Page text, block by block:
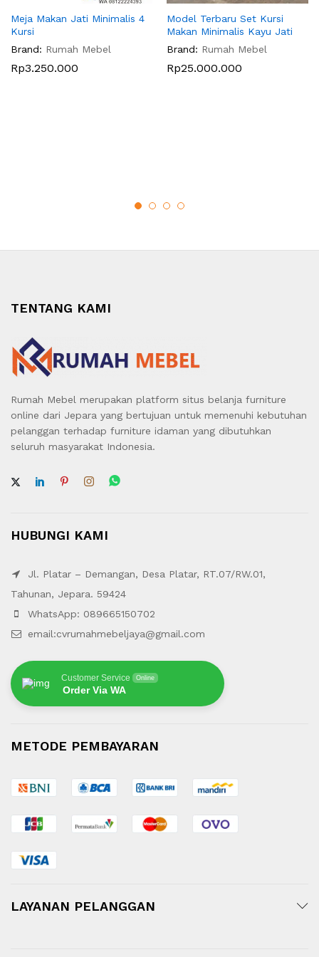
Meja Makan Jati Minimalis 4
Kursi
Brand: Rumah Mebel
Rp3.250.000
Model Terbaru Set Kursi
Makan Minimalis Kayu Jati
Brand: Rumah Mebel
Rp25.000.000
TENTANG KAMI
Rumah Mebel merupakan platform situs belanja furniture
online dari Jepara yang bertujuan untuk memenuhi kebutuhan
pelanggan terhadap furniture idaman yang dibutuhkan
seluruh masyarakat Indonesia.
HUBUNGI KAMI
Jl. Platar – Demangan, Desa Platar, RT.07/RW.01,
Tahunan, Jepara. 59424
WhatsApp: 089665150702
email:cvrumahmebeljaya@gmail.com
Customer Service Online
Order Via WA
METODE PEMBAYARAN
LAYANAN PELANGGAN